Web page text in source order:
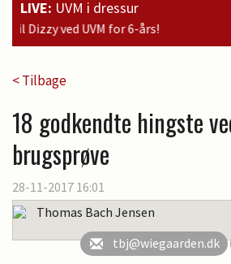
LIVE: UVM i dressur
< Tilbage
18 godkendte hingste
brugsprøve
28-11-2017 16:01
Thomas Bach Jensen
tbj@wiegaarden.dk